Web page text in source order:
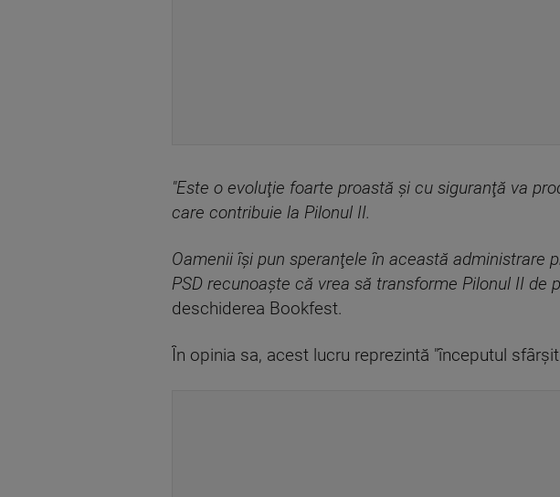
"Este o evoluţie foarte proastă şi cu siguranţă va
care contribuie la Pilonul II.
Oamenii îşi pun speranţele în această administrare
PSD recunoaşte că vrea să transforme Pilonul II de
deschiderea Bookfest.
În opinia sa, acest lucru reprezintă "începutul